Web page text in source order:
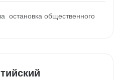
остановка общественного